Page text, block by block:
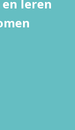
leren